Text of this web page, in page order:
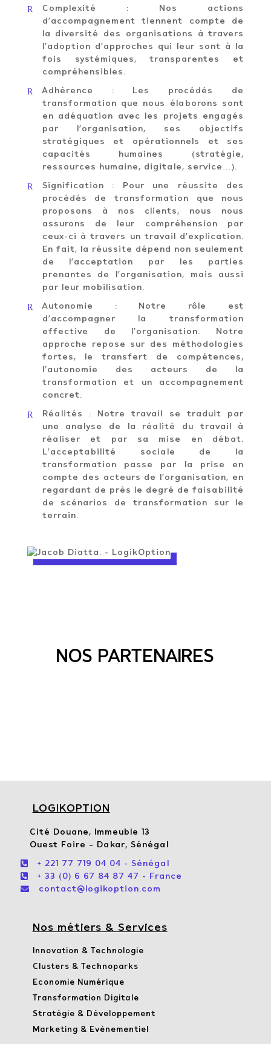
R
Complexité : Nos actions
d’accompagnement tiennent compte de
la diversité des organisations à travers
l’adoption d’approches qui leur sont à la
fois systémiques, transparentes et
compréhensibles.
R
Adhérence : Les procédés de
transformation que nous élaborons sont
en adéquation avec les projets engagés
par l’organisation, ses objectifs
stratégiques et opérationnels et ses
capacités humaines (stratégie,
ressources humaine, digitale, service…).
R
Signification : Pour une réussite des
procédés de transformation que nous
proposons à nos clients, nous nous
assurons de leur compréhension par
ceux-ci à travers un travail d’explication.
En fait, la réussite dépend non seulement
de l’acceptation par les parties
prenantes de l’organisation, mais aussi
par leur mobilisation.
R
Autonomie : Notre rôle est
d’accompagner la transformation
effective de l’organisation. Notre
approche repose sur des méthodologies
fortes, le transfert de compétences,
l’autonomie des acteurs de la
transformation et un accompagnement
concret.
R
Réalités : Notre travail se traduit par
une analyse de la réalité du travail à
réaliser et par sa mise en débat.
L’acceptabilité sociale de la
transformation passe par la prise en
compte des acteurs de l’organisation, en
regardant de près le degré de faisabilité
de scénarios de transformation sur le
terrain.
NOS PARTENAIRES
LOGIKOPTION
Cité Douane, Immeuble 13
Ouest Foire – Dakar, Sénégal
 + 221 77 719 04 04 - Sénégal
 + 33 (0) 6 67 84 87 47 - France
 contact@logikoption.com
Nos métiers & Services
Innovation & Technologie
Clusters & Technoparks
Economie Numérique
Transformation Digitale
Stratégie & Développement
Marketing & Evènementiel